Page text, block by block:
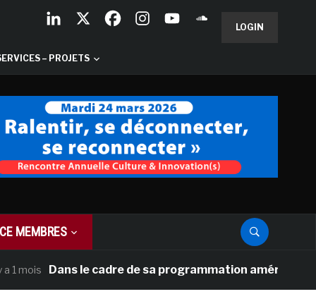
LOGIN
– PROJETS
MEMBRES
Dans le cadre de sa programmation américaine,